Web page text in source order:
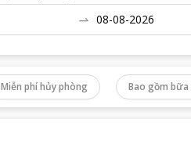
Miễn phí hủy phòng Bao gồm bữa